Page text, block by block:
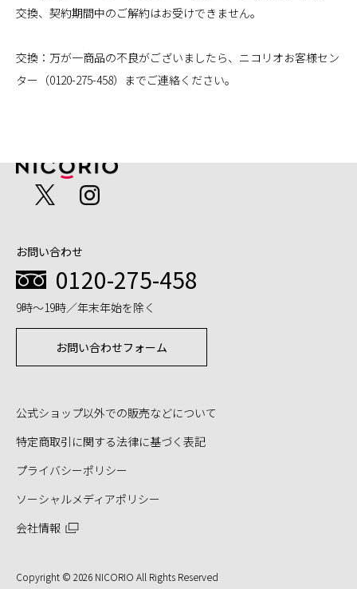
交換、契約期間中のご解約はお受けできません。
交換：万が一商品の不良がございましたら、ニコリオお客様セン
ター（0120-275-458）までご連絡ください。
お問い合わせ
0120-275-458
9時～19時／年末年始を除く
お問い合わせフォーム
公式ショップ以外での販売などについて
特定商取引に関する法律に基づく表記
プライバシーポリシー
ソーシャルメディアポリシー
会社情報
Copyright © 2026 NICORIO All Rights Reserved